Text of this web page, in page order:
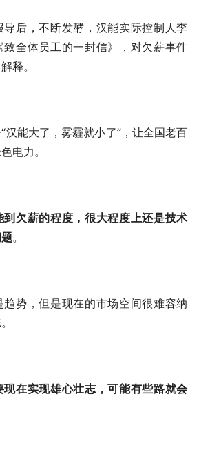
导后，不断发酵，汉能实际控制人李
致全体员工的一封信》，对欠薪事件
释。
汉能大了，雾霾就小了”，让全国老百
电力。
到欠薪的程度，很大程度上还是技术
。
趋势，但是现在的市场空间很难容纳
现在实现雄心壮志，可能有些路就会